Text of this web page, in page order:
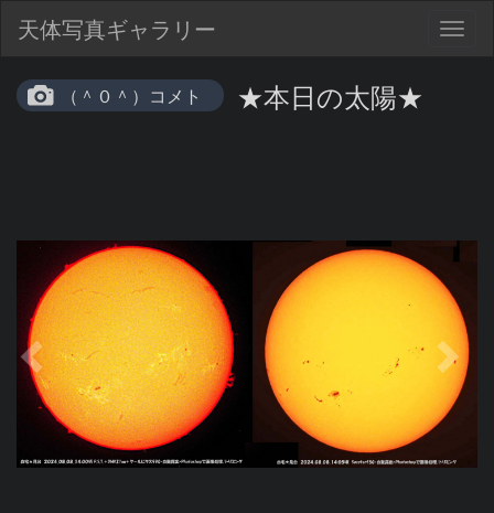
天体写真ギャラリー
（＾０＾）コメト ★本日の太陽★